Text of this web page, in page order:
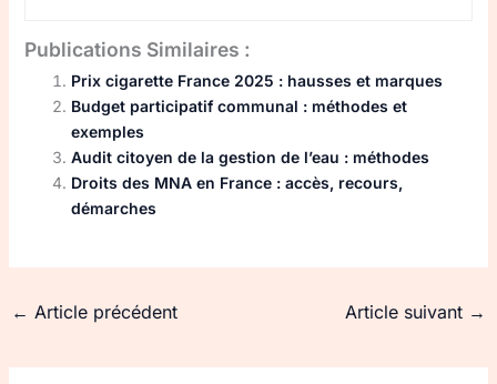
Publications Similaires :
Prix cigarette France 2025 : hausses et marques
Budget participatif communal : méthodes et
exemples
Audit citoyen de la gestion de l’eau : méthodes
Droits des MNA en France : accès, recours,
démarches
← Article précédent Article suivant →